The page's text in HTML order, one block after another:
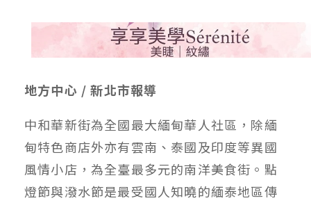
地方中心 / 新北市報導
中和華新街為全國最大緬甸華人社區，除緬
甸特色商店外亦有雲南、泰國及印度等異國
風情小店，為全臺最多元的南洋美食街。點
燈節與潑水節是最受國人知曉的緬泰地區傳